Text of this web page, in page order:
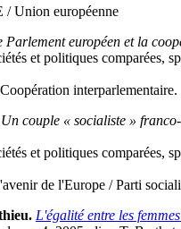
/ Union européenne
Parlement européen et la
et politiques comparées,
Un couple « socialiste »
et politiques comparées,
de l'Europe / Parti
L'égalité entre les